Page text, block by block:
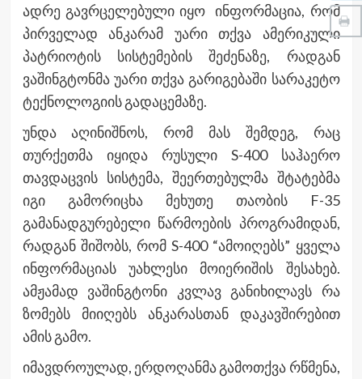
ადრე გავრცელებული იყო ინფორმაცია, რომ
პირველად ანკარამ უარი თქვა ამერიკული
პატრიოტის სისტემების შეძენაზე, რადგან
ვაშინგტონმა უარი თქვა გარიგებაში სარაკეტო
ტექნოლოგიის გადაცემაზე.
უნდა აღინიშნოს, რომ მას შემდეგ, რაც
თურქეთმა იყიდა რუსული S-400 საჰაერო
თავდაცვის სისტემა, შეერთებულმა შტატებმა
იგი გამორიცხა მეხუთე თაობის F-35
გამანადგურებელი წარმოების პროგრამიდან,
რადგან შიშობს, რომ S-400 “ამოიღებს” ყველა
ინფორმაციას უახლესი მოიერიშის შესახებ.
ამჟამად ვაშინგტონი კვლავ განიხილავს რა
ზომებს მიიღებს ანკარასთან დაკავშირებით
ამის გამო.
იმავდროულად, ერდოღანმა გამოთქვა რწმენა,